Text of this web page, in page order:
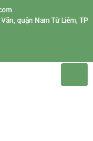
quận Nam Từ Liêm, TP